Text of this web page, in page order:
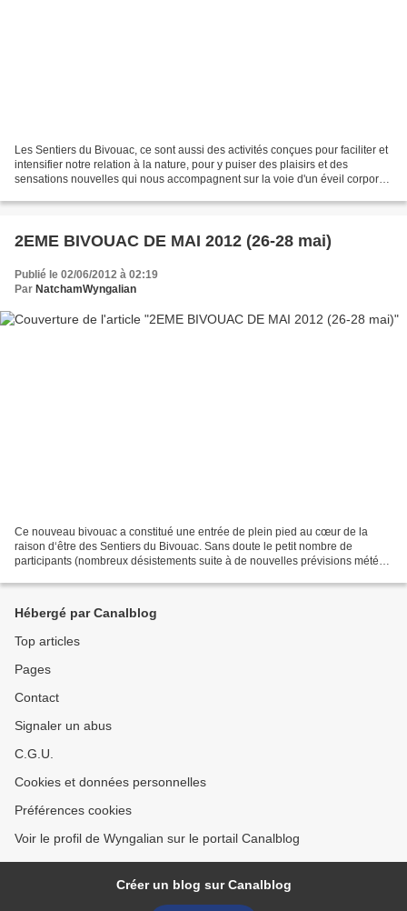
Les Sentiers du Bivouac, ce sont aussi des activités conçues pour faciliter et
intensifier notre relation à la nature, pour y puiser des plaisirs et des
sensations nouvelles qui nous accompagnent sur la voie d'un éveil corporel,
2EME BIVOUAC DE MAI 2012 (26-28 mai)
Publié le 02/06/2012 à 02:19
Par NatchamWyngalian
Ce nouveau bivouac a constitué une entrée de plein pied au cœur de la
raison d‘être des Sentiers du Bivouac. Sans doute le petit nombre de
participants (nombreux désistements suite à de nouvelles prévisions météo
Hébergé par Canalblog
Top articles
Pages
Contact
Signaler un abus
C.G.U.
Cookies et données personnelles
Préférences cookies
Voir le profil de Wyngalian sur le portail Canalblog
Créer un blog sur Canalblog